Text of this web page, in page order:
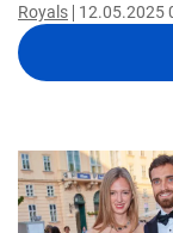
Royals 12.05.2025